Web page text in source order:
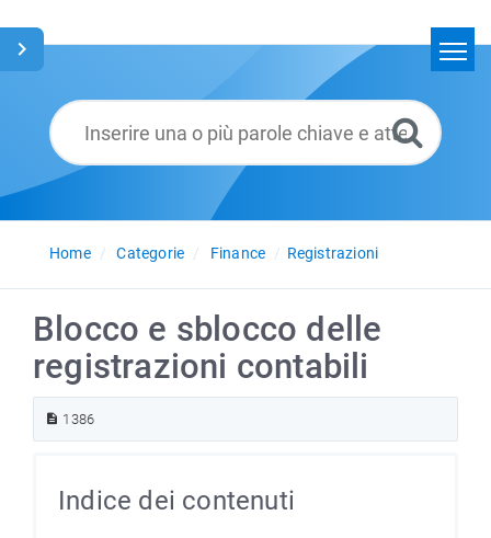
Glossario
Italiano
Home
Categorie Finance Registrazioni
Blocco e sblocco delle
registrazioni contabili
1386
Indice dei contenuti